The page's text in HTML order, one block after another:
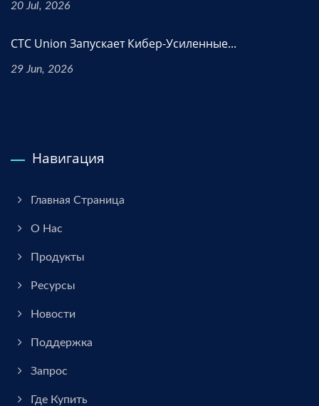
20 Jul, 2026
CTC Union Запускает Кибер-Усиленные...
29 Jun, 2026
Навигация
Главная Страница
О Нас
Продукты
Ресурсы
Новости
Поддержка
Запрос
Где Купить